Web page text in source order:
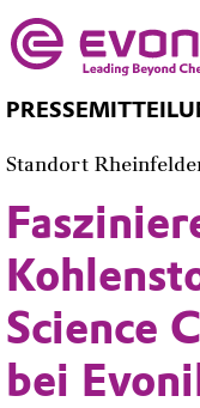
Standort
Science
bei